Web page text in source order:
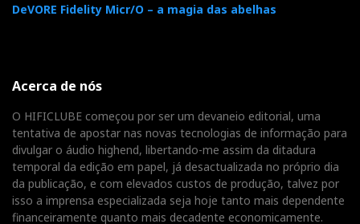
DeVORE Fidelity Micr/O – a magia das abelhas
Acerca de nós
O HIFICLUBE começou por ser um devaneio editorial, uma
tentativa de apostar nas novas tecnologias de informação para
divulgar o áudio highend, libertando-me assim da ditadura
temporal da edição em papel, já desactualizada no próprio dia
da publicação, e com elevados custos de produção, talvez por
isso a imprensa especializada seja hoje tanto mais dependente
financeiramente quanto mais decadente economicamente.